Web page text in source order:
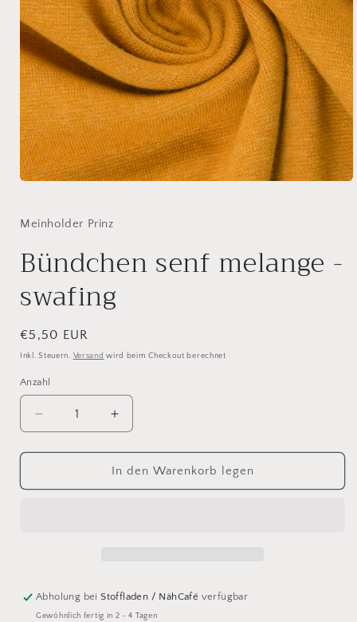
Modal
Meinholder Prinz
Bündchen senf melange -
swafing
Normaler
Preis
€5,50 EUR
Inkl. Steuern. Versand wird beim Checkout berechnet
Anzahl
Verringere
die
Menge
Bündchen
Erhöhe
die
Menge
für
Bündchen
In den Warenkorb legen
Abholung beiStoffladen / NähCafé verfügbar
Gewöhnlich fertig in 2 - 4 Tagen